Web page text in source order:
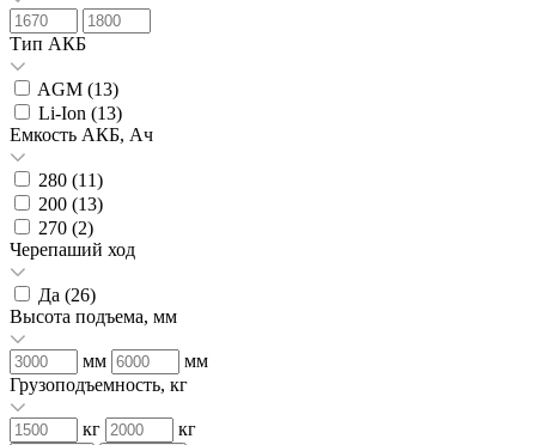
Тип АКБ
AGM (13)
Li-Ion (13)
Емкость АКБ, Ач
280 (11)
200 (13)
270 (2)
Черепаший ход
Да (26)
Высота подъема, мм
мм
мм
Грузоподъемность, кг
кг кг